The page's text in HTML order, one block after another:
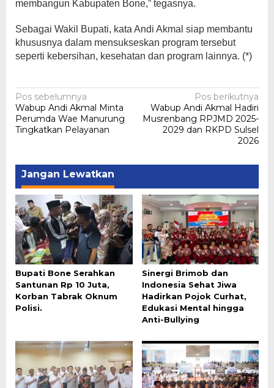
membangun Kabupaten Bone,” tegasnya.
Sebagai Wakil Bupati, kata Andi Akmal siap membantu
khususnya dalam mensukseskan program tersebut
seperti kebersihan, kesehatan dan program lainnya. (*)
Navigasi
pos
Pos sebelumnya
Wabup Andi Akmal Minta
Perumda Wae Manurung
Tingkatkan Pelayanan
Pos berikutnya
Wabup Andi Akmal Hadiri
Musrenbang RPJMD 2025-
2029 dan RKPD Sulsel
2026
Jangan Lewatkan
Bupati Bone Serahkan
Santunan Rp 10 Juta,
Korban Tabrak Oknum
Polisi.
Sinergi Brimob dan
Indonesia Sehat Jiwa
Hadirkan Pojok Curhat,
Edukasi Mental hingga
Anti-Bullying